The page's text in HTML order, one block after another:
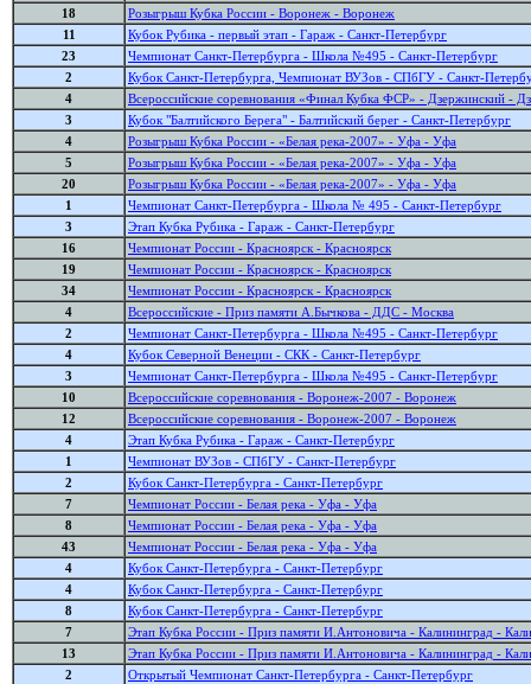
18
Розыгрыш Кубка России - Воронеж - Воронеж
11
Кубок Рубика - первый этап - Гараж - Санкт-Петербург
23
Чемпионат Санкт-Петербурга - Школа №495 - Санкт-Петербург
2
Кубок Санкт-Петербурга, Чемпионат ВУЗов - СПбГУ - Санкт-
4
Всероссийские соревнования «Финал Кубка ФСР» - Дзержинский -
3
Кубок "Балтийского Берега" - Балтийский берег - Санкт-Петербург
4
Розыгрыш Кубка России - «Белая река-2007» - Уфа - Уфа
5
Розыгрыш Кубка России - «Белая река-2007» - Уфа - Уфа
20
Розыгрыш Кубка России - «Белая река-2007» - Уфа - Уфа
1
Чемпионат Санкт-Петербурга - Школа № 495 - Санкт-Петербург
3
Этап Кубка Рубика - Гараж - Санкт-Петербург
16
Чемпионат России - Красноярск - Красноярск
19
Чемпионат России - Красноярск - Красноярск
34
Чемпионат России - Красноярск - Красноярск
4
Всероссийские - Приз памяти А.Бычкова - ДДС - Москва
2
Чемпионат Санкт-Петербурга - Школа №495 - Санкт-Петербург
4
Кубок Северной Венеции - СКК - Санкт-Петербург
3
Чемпионат Санкт-Петербурга - Школа №495 - Санкт-Петербург
10
Всероссийские соревнования - Воронеж-2007 - Воронеж
12
Всероссийские соревнования - Воронеж-2007 - Воронеж
4
Этап Кубка Рубика - Гараж - Санкт-Петербург
1
Чемпионат ВУЗов - СПбГУ - Санкт-Петербург
2
Кубок Санкт-Петербурга - Санкт-Петербург
7
Чемпионат России - Белая река - Уфа - Уфа
8
Чемпионат России - Белая река - Уфа - Уфа
43
Чемпионат России - Белая река - Уфа - Уфа
4
Кубок Санкт-Петербурга - Санкт-Петербург
4
Кубок Санкт-Петербурга - Санкт-Петербург
8
Кубок Санкт-Петербурга - Санкт-Петербург
7
Этап Кубка России - Приз памяти И.Антоновича - Калининград -
13
Этап Кубка России - Приз памяти И.Антоновича - Калининград -
2
Открытый Чемпионат Санкт-Петербурга - Санкт-Петербург